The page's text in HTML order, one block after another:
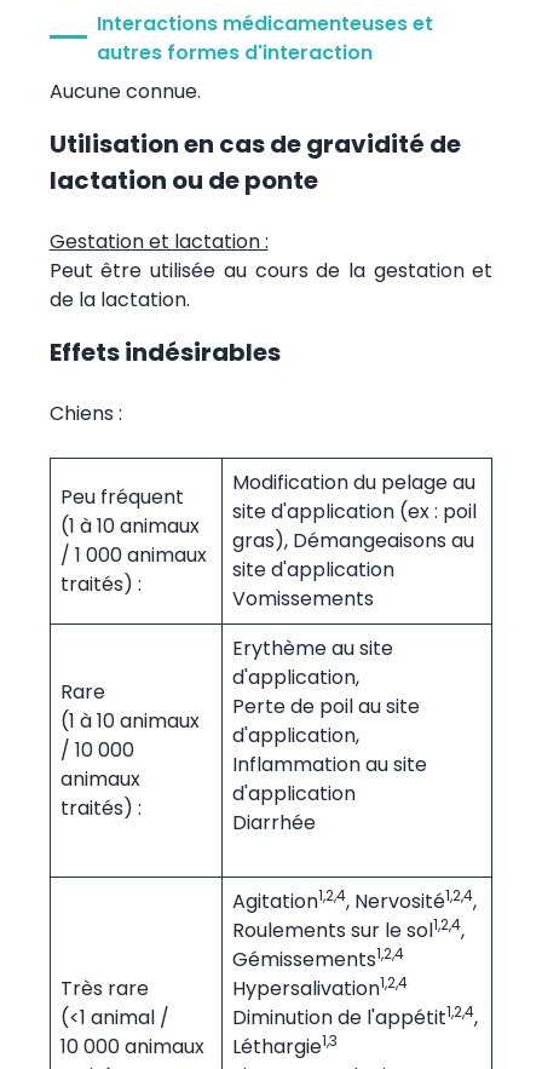
Interactions médicamenteuses et
autres formes d'interaction
Aucune connue.
Utilisation en cas de gravidité de
lactation ou de ponte
Gestation et lactation :
Peut être utilisée au cours de la gestation et
de la lactation.
Effets indésirables
Chiens :
Peu fréquent
(1 à 10 animaux
/ 1 000 animaux
traités) :
Modification du pelage au
site d'application (ex : poil
gras), Démangeaisons au
site d'application
Vomissements
Rare
(1 à 10 animaux
/ 10 000
animaux
traités) :
Erythème au site
d'application,
Perte de poil au site
d'application,
Inflammation au site
d'application
Diarrhée
Très rare
(<1 animal /
10 000 animaux
Agitation1,2,4, Nervosité1,2,4,
Roulements sur le sol1,2,4,
Gémissements1,2,4
Hypersalivation1,2,4
Diminution de l'appétit1,2,4,
Léthargie1,3